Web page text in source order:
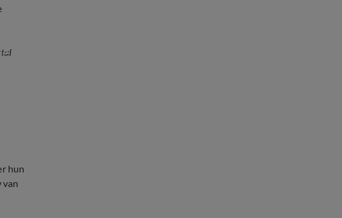
hun
van